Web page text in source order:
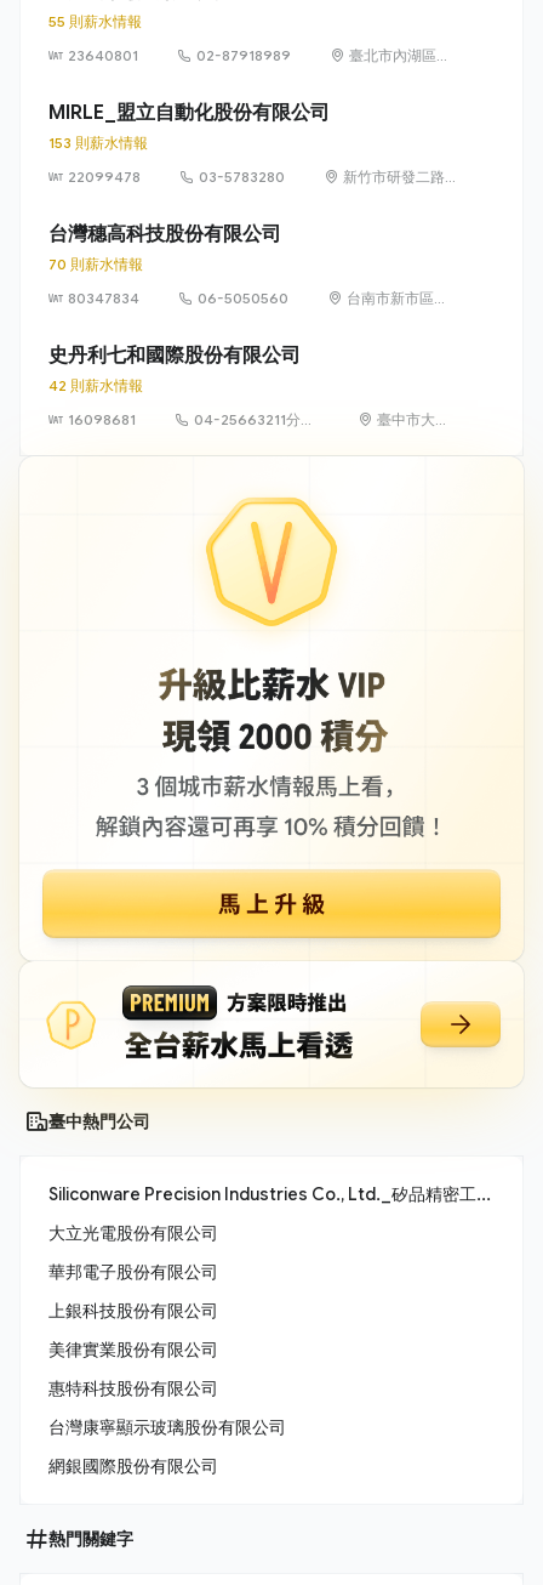
55 則薪水情報
23640801
02-87918989
臺北市內湖區行
MIRLE_盟立自動化股份有限公司
153 則薪水情報
22099478
03-5783280
新竹市研發二路
台灣穗高科技股份有限公司
70 則薪水情報
80347834
06-5050560
台南市新市區環
史丹利七和國際股份有限公司
42 則薪水情報
16098681
04-25663211分機
臺中市大雅
臺中熱門公司
Siliconware Precision Industries Co., Ltd._矽品精密工業股份有限公司
大立光電股份有限公司
華邦電子股份有限公司
上銀科技股份有限公司
美律實業股份有限公司
惠特科技股份有限公司
台灣康寧顯示玻璃股份有限公司
網銀國際股份有限公司
熱門關鍵字